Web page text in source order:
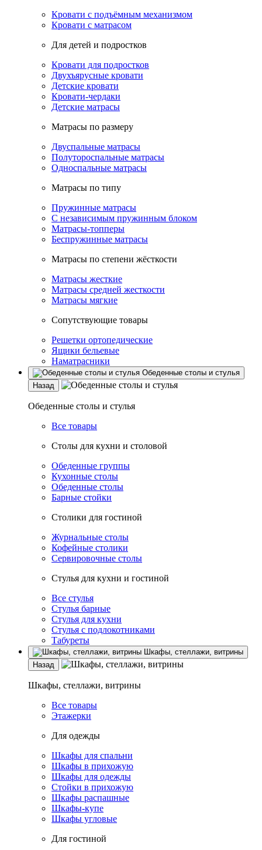
Кровати с подъёмным механизмом
Кровати с матрасом
Для детей и подростков
Кровати для подростков
Двухъярусные кровати
Детские кровати
Кровати-чердаки
Детские матрасы
Матрасы по размеру
Двуспальные матрасы
Полутороспальные матрасы
Односпальные матрасы
Матрасы по типу
Пружинные матрасы
С независимым пружинным блоком
Матрасы-топперы
Беспружинные матрасы
Матрасы по степени жёсткости
Матрасы жесткие
Матрасы средней жесткости
Матрасы мягкие
Сопутствующие товары
Решетки ортопедические
Ящики бельевые
Наматрасники
Обеденные столы и стулья
Назад
Обеденные столы и стулья
Все товары
Столы для кухни и столовой
Обеденные группы
Кухонные столы
Обеденные столы
Барные стойки
Столики для гостиной
Журнальные столы
Кофейные столики
Сервировочные столы
Стулья для кухни и гостиной
Все стулья
Стулья барные
Стулья для кухни
Стулья с подлокотниками
Табуреты
Шкафы, стеллажи, витрины
Назад
Шкафы, стеллажи, витрины
Все товары
Этажерки
Для одежды
Шкафы для спальни
Шкафы в прихожую
Шкафы для одежды
Стойки в прихожую
Шкафы распашные
Шкафы-купе
Шкафы угловые
Для гостиной